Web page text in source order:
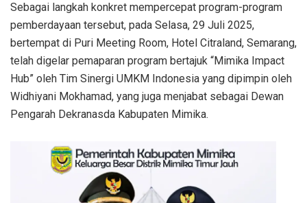
Sebagai langkah konkret mempercepat program-program
pemberdayaan tersebut, pada Selasa, 29 Juli 2025,
bertempat di Puri Meeting Room, Hotel Citraland, Semarang,
telah digelar pemaparan program bertajuk “Mimika Impact
Hub” oleh Tim Sinergi UMKM Indonesia yang dipimpin oleh
Widhiyani Mokhamad, yang juga menjabat sebagai Dewan
Pengarah Dekranasda Kabupaten Mimika.